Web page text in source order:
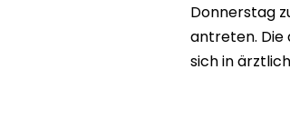
Donnerstag
antreten. Die
sich in